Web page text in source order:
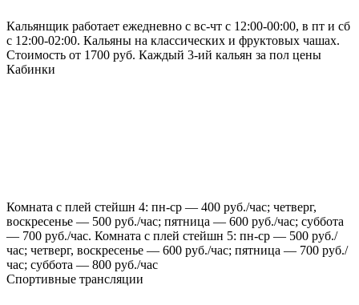
Кальянщик работает ежедневно с вс-чт с 12:00-00:00, в пт и сб
с 12:00-02:00. Кальяны на классических и фруктовых чашах.
Стоимость от 1700 руб. Каждый 3-ий кальян за пол цены
Кабинки
Комната с плей стейшн 4: пн-ср — 400 руб./час; четверг,
воскресенье — 500 руб./час; пятница — 600 руб./час; суббота
— 700 руб./час. Комната с плей стейшн 5: пн-ср — 500 руб./
час; четверг, воскресенье — 600 руб./час; пятница — 700 руб./
час; суббота — 800 руб./час
Спортивные трансляции